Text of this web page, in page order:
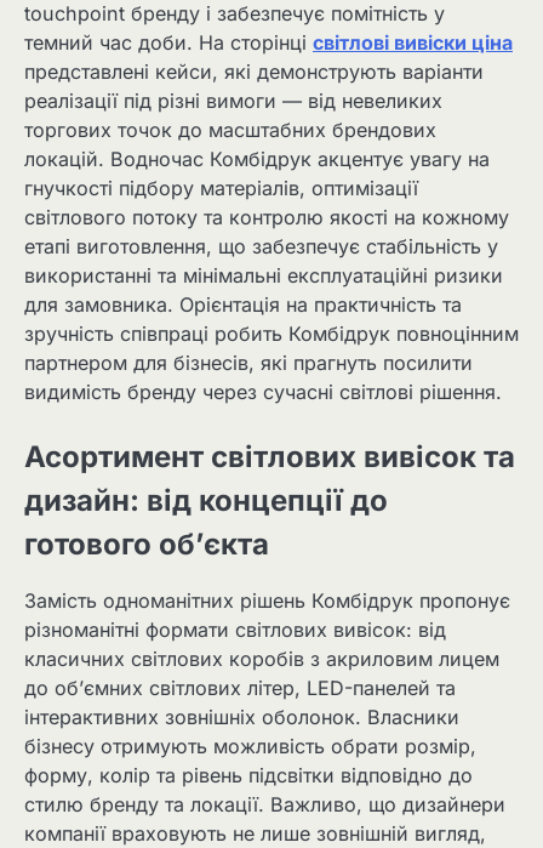
touchpoint бренду і забезпечує помітність у
темний час доби. На сторінці світлові вивіски ціна
представлені кейси, які демонструють варіанти
реалізації під різні вимоги — від невеликих
торгових точок до масштабних брендових
локацій. Водночас Комбідрук акцентує увагу на
гнучкості підбору матеріалів, оптимізації
світлового потоку та контролю якості на кожному
етапі виготовлення, що забезпечує стабільність у
використанні та мінімальні експлуатаційні ризики
для замовника. Орієнтація на практичність та
зручність співпраці робить Комбідрук повноцінним
партнером для бізнесів, які прагнуть посилити
видимість бренду через сучасні світлові рішення.
Асортимент світлових вивісок та
дизайн: від концепції до
готового об’єкта
Замість одноманітних рішень Комбідрук пропонує
різноманітні формати світлових вивісок: від
класичних світлових коробів з акриловим лицем
до об’ємних світлових літер, LED-панелей та
інтерактивних зовнішніх оболонок. Власники
бізнесу отримують можливість обрати розмір,
форму, колір та рівень підсвітки відповідно до
стилю бренду та локації. Важливо, що дизайнери
компанії враховують не лише зовнішній вигляд,